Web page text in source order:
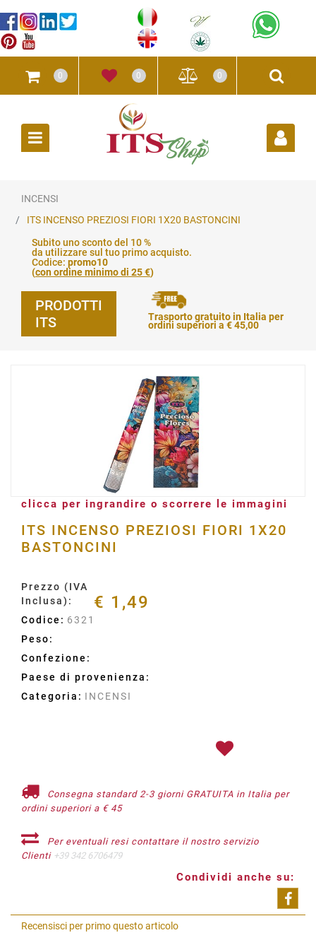
0 0 0
INCENSI
ITS INCENSO PREZIOSI FIORI 1X20 BASTONCINI
Subito uno sconto del 10 %
da utilizzare sul tuo primo acquisto.
Codice: promo10
(con ordine minimo di 25 €)
PRODOTTI
ITS
Trasporto gratuito in Italia per
ordini superiori a € 45,00
clicca per ingrandire o scorrere le immagini
ITS INCENSO PREZIOSI FIORI 1X20
BASTONCINI
Prezzo (IVA
Inclusa):
€ 1,49
Codice: 6321
Peso:
Confezione:
Paese di provenienza:
Categoria: INCENSI
Consegna standard 2-3 giorni GRATUITA in Italia per
ordini superiori a € 45
Per eventuali resi contattare il nostro servizio
Clienti +39 342 6706479
Condividi anche su:
Recensisci per primo questo articolo